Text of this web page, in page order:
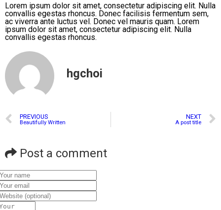
Lorem ipsum dolor sit amet, consectetur adipiscing elit. Nulla
convallis egestas rhoncus. Donec facilisis fermentum sem,
ac viverra ante luctus vel. Donec vel mauris quam. Lorem
ipsum dolor sit amet, consectetur adipiscing elit. Nulla
convallis egestas rhoncus.
hgchoi
PREVIOUS
Beautifully Written
NEXT
A post title
Post a comment